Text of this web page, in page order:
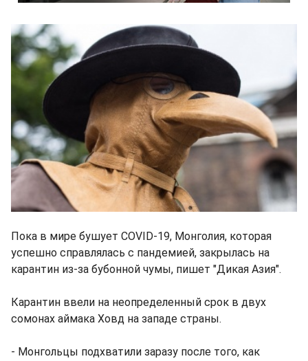
Пока в мире бушует COVID-19, Монголия, которая
успешно справлялась с пандемией, закрылась на
карантин из-за бубонной чумы, пишет "Дикая Азия".
Карантин ввели на неопределенный срок в двух
сомонах аймака Ховд на западе страны.
- Монгольцы подхватили заразу после того, как